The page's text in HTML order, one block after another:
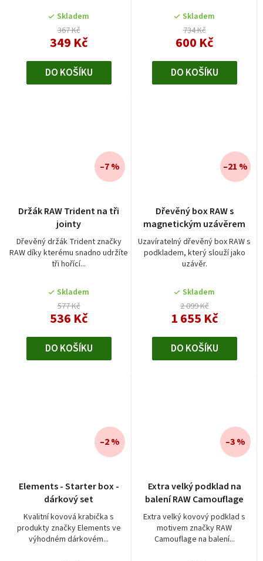
Skladem
367 Kč
349 Kč
DO KOŠÍKU
Skladem
734 Kč
600 Kč
DO KOŠÍKU
Držák RAW Trident na tři
jointy
Dřevěný držák Trident značky
RAW díky kterému snadno udržíte
tři hořící...
Skladem
577 Kč
536 Kč
–7 %
DO KOŠÍKU
Dřevěný box RAW s
magnetickým uzávěrem
Uzavíratelný dřevěný box RAW s
podkladem, který slouží jako
uzávěr.
Skladem
2 099 Kč
1 655 Kč
–21 %
DO KOŠÍKU
Elements - Starter box -
dárkový set
Kvalitní kovová krabička s
produkty značky Elements ve
výhodném dárkovém...
–2 %
Extra velký podklad na
balení RAW Camouflage
Extra velký kovový podklad s
motivem značky RAW
Camouflage na balení...
–3 %